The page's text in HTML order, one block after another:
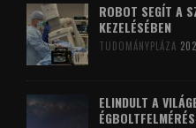
ROBOT SEGÍT A
KEZELÉSÉBEN
TUDOMÁNYPLÁZA
ELINDULT A